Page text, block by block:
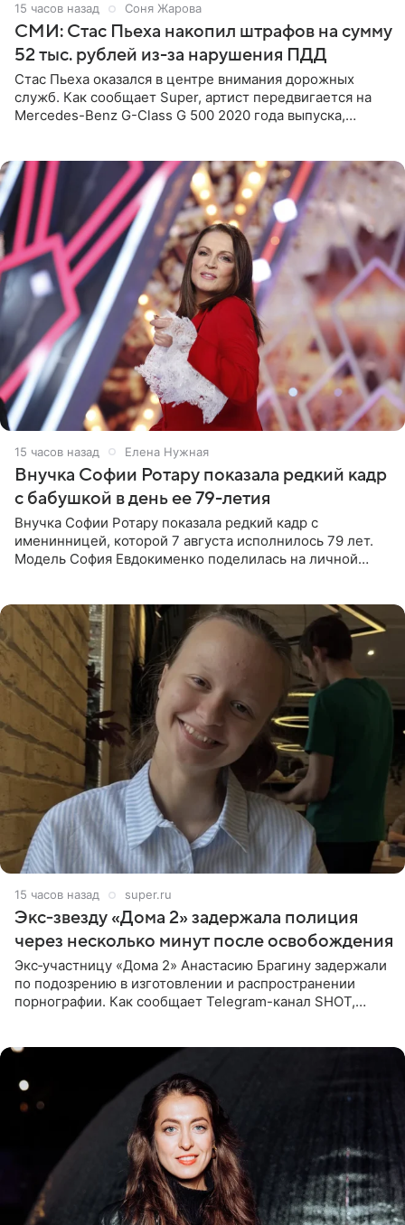
15 часов назад Соня Жарова
СМИ: Стас Пьеха накопил штрафов на сумму
52 тыс. рублей из-за нарушения ПДД
Стас Пьеха оказался в центре внимания дорожных
служб. Как сообщает Super, артист передвигается на
Mercedes-Benz G-Class G 500 2020 года выпуска,
15 часов назад Елена Нужная
Внучка Софии Ротару показала редкий кадр
с бабушкой в день ее 79-летия
Внучка Софии Ротару показала редкий кадр с
именинницей, которой 7 августа исполнилось 79 лет.
Модель София Евдокименко поделилась на личной
15 часов назад super.ru
Экс‑звезду «Дома 2» задержала полиция
через несколько минут после освобождения
Экс‑участницу «Дома 2» Анастасию Брагину задержали
по подозрению в изготовлении и распространении
порнографии. Как сообщает Telegram-канал SHOT,